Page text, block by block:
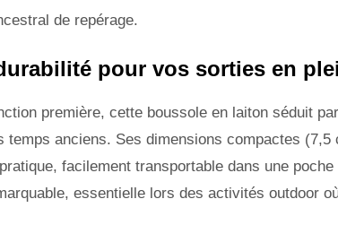
de repérage.
pour vos sorties en
première, cette boussole en laiton séduit
temps anciens. Ses dimensions compactes
facilement transportable dans une
essentielle lors des activités outdoor